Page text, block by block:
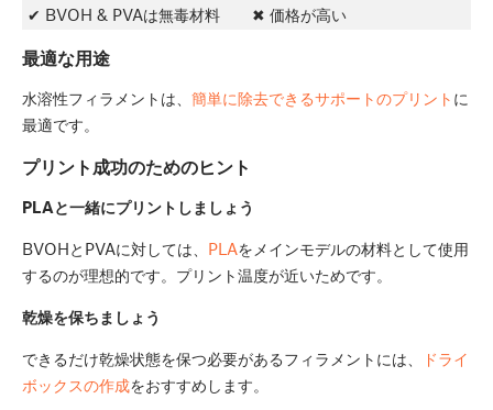
✔ BVOH & PVAは無毒材料 ✖ 価格が高い
最適な用途
水溶性フィラメントは、 簡単に除去できるサポートのプリント に
最適です。
プリント成功のためのヒント
PLAと一緒にプリントしましょう
BVOHとPVAに対しては、 PLAをメインモデルの材料として使用
するのが理想的です。プリント温度が近いためです。
乾燥を保ちましょう
できるだけ乾燥状態を保つ必要があるフィラメントには、
ドライ
ボックスの作成をおすすめします。